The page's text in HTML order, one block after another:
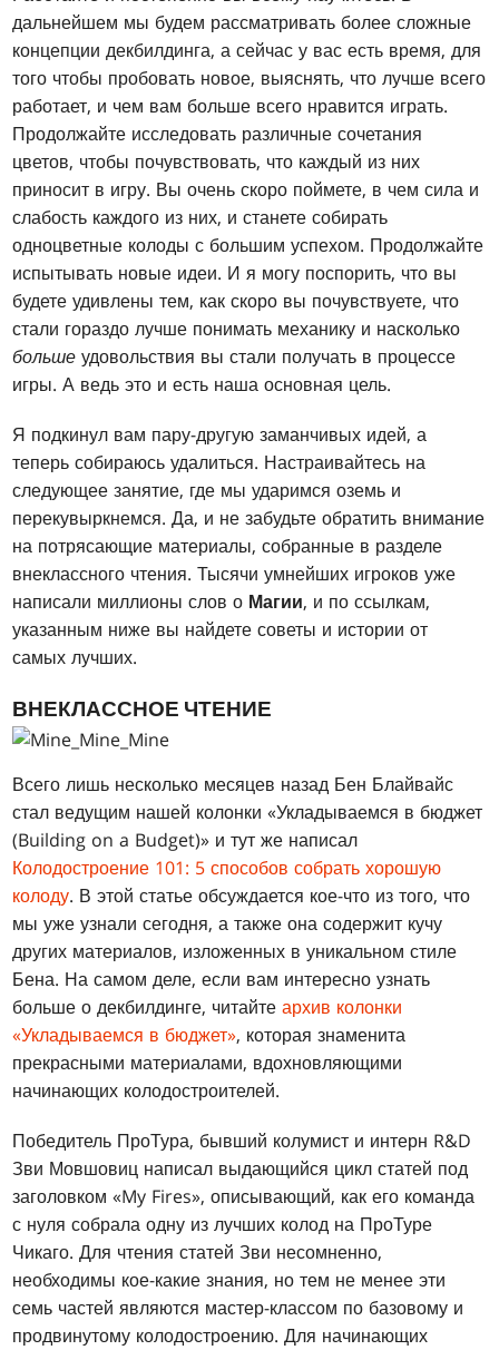
дальнейшем мы будем рассматривать более сложные
концепции декбилдинга, а сейчас у вас есть время, для
того чтобы пробовать новое, выяснять, что лучше всего
работает, и чем вам больше всего нравится играть.
Продолжайте исследовать различные сочетания
цветов, чтобы почувствовать, что каждый из них
приносит в игру. Вы очень скоро поймете, в чем сила и
слабость каждого из них, и станете собирать
одноцветные колоды с большим успехом. Продолжайте
испытывать новые идеи. И я могу поспорить, что вы
будете удивлены тем, как скоро вы почувствуете, что
стали гораздо лучше понимать механику и насколько
больше удовольствия вы стали получать в процессе
игры. А ведь это и есть наша основная цель.
Я подкинул вам пару-другую заманчивых идей, а
теперь собираюсь удалиться. Настраивайтесь на
следующее занятие, где мы ударимся оземь и
перекувыркнемся. Да, и не забудьте обратить внимание
на потрясающие материалы, собранные в разделе
внеклассного чтения. Тысячи умнейших игроков уже
написали миллионы слов о Магии, и по ссылкам,
указанным ниже вы найдете советы и истории от
самых лучших.
ВНЕКЛАССНОЕ ЧТЕНИЕ
Всего лишь несколько месяцев назад Бен Блайвайс
стал ведущим нашей колонки «Укладываемся в бюджет
(Building on a Budget)» и тут же написал
Колодостроение 101: 5 способов собрать хорошую
колоду. В этой статье обсуждается кое-что из того, что
мы уже узнали сегодня, а также она содержит кучу
других материалов, изложенных в уникальном стиле
Бена. На самом деле, если вам интересно узнать
больше о декбилдинге, читайтеархив колонки
«Укладываемся в бюджет», которая знаменита
прекрасными материалами, вдохновляющими
начинающих колодостроителей.
Победитель ПроТура, бывший колумист и интерн R&D
Зви Мовшовиц написал выдающийся цикл статей под
заголовком «My Fires», описывающий, как его команда
с нуля собрала одну из лучших колод на ПроТуре
Чикаго. Для чтения статей Зви несомненно,
необходимы кое-какие знания, но тем не менее эти
семь частей являются мастер-классом по базовому и
продвинутому колодостроению. Для начинающих